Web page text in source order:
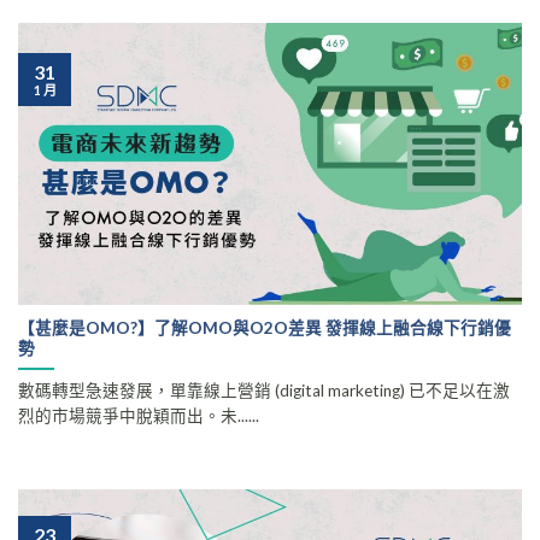
【甚麼是OMO?】了解OMO與O2O差異 發揮線上融合線下行銷優
勢
數碼轉型急速發展，單靠線上營銷 (digital marketing) 已不足以在激
烈的市場競爭中脫穎而出。未......
31
1 月
23